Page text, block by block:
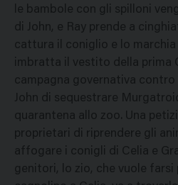
le bambole con gli spilloni
di John, e Ray prende a
cattura il coniglio e lo marchia
imbratta il vestito della prima
campagna governativa
John di sequestrare
quarantena allo zoo. Una
proprietari di riprendere gli
affogare i conigli di Celia e
genitori, lo zio, che vuole farsi